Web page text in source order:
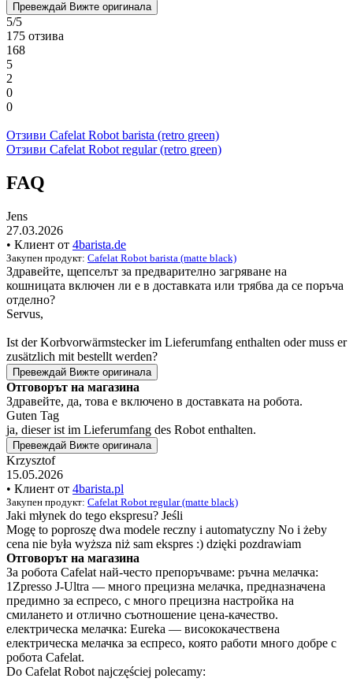
Превеждай Вижте оригинала
5/5
175 отзива
168
5
2
0
0
Отзиви Cafelat Robot barista (retro green)
Отзиви Cafelat Robot regular (retro green)
FAQ
Jens
27.03.2026
• Клиент от 4barista.de
Закупен продукт: Cafelat Robot barista (matte black)
Здравейте, щепселът за предварително загряване на
кошницата включен ли е в доставката или трябва да се поръча
отделно?
Servus,
Ist der Korbvorwärmstecker im Lieferumfang enthalten oder muss er
zusätzlich mit bestellt werden?
Превеждай Вижте оригинала
Отговорът на магазина
Здравейте, да, това е включено в доставката на робота.
Guten Tag
ja, dieser ist im Lieferumfang des Robot enthalten.
Превеждай Вижте оригинала
Krzysztof
15.05.2026
• Клиент от 4barista.pl
Закупен продукт: Cafelat Robot regular (matte black)
Jaki młynek do tego ekspresu? Jeśli
Mogę to poproszę dwa modele reczny i automatyczny No i żeby
cena nie była wyższa niż sam ekspres :) dzięki pozdrawiam
Отговорът на магазина
За робота Cafelat най-често препоръчваме: ръчна мелачка:
1Zpresso J-Ultra — много прецизна мелачка, предназначена
предимно за еспресо, с много прецизна настройка на
смилането и отлично съотношение цена-качество.
електрическа мелачка: Eureka — висококачествена
електрическа мелачка за еспресо, която работи много добре с
робота Cafelat.
Do Cafelat Robot najczęściej polecamy: